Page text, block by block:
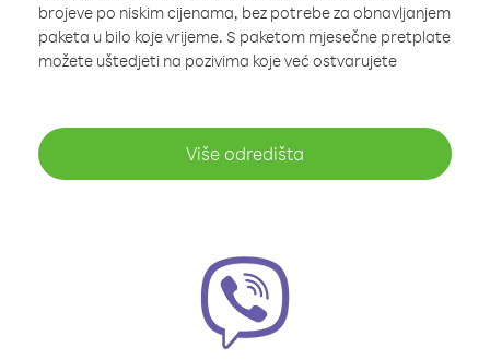
brojeve po niskim cijenama, bez potrebe za obnavljanjem
paketa u bilo koje vrijeme. S paketom mjesečne pretplate
možete uštedjeti na pozivima koje već ostvarujete
Više odredišta